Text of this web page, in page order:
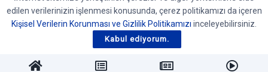
herhangi bir amaçla, kısmen veya tamamen çoğaltılamaz,
dağıtılamaz, yayımlanamaz veya değiştirilemez.
edilen verilerinizin işlenmesi konusunda, çerez politikamızı da içeren
Kişisel Verilerin Korunması ve Gizlilik Politikamızı inceleyebilirsiniz.
Kabul ediyorum.